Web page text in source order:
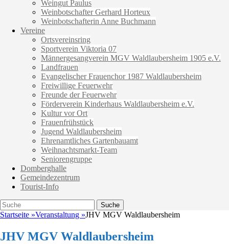
Weingut Paulus
Weinbotschafter Gerhard Horteux
Weinbotschafterin Anne Buchmann
Vereine
Ortsvereinsring
Sportverein Viktoria 07
Männergesangverein MGV Waldlaubersheim 1905 e.V.
Landfrauen
Evangelischer Frauenchor 1987 Waldlaubersheim
Freiwillige Feuerwehr
Freunde der Feuerwehr
Förderverein Kinderhaus Waldlaubersheim e.V.
Kultur vor Ort
Frauenfrühstück
Jugend Waldlaubersheim
Ehrenamtliches Gartenbauamt
Weihnachtsmarkt-Team
Seniorengruppe
Domberghalle
Gemeindezentrum
Tourist-Info
Suche
Suche
nach:
Startseite »Veranstaltung »JHV MGV Waldlaubersheim
JHV MGV Waldlaubersheim